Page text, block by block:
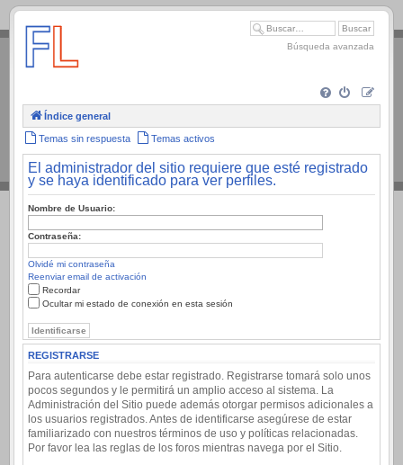
.
Búsqueda avanzada
Índice general
Temas sin respuesta Temas activos
El administrador del sitio requiere que esté registrado
y se haya identificado para ver perfiles.
Nombre de Usuario:
Contraseña:
Olvidé mi contraseña
Reenviar email de activación
Recordar
Ocultar mi estado de conexión en esta sesión
REGISTRARSE
Para autenticarse debe estar registrado. Registrarse tomará solo unos
pocos segundos y le permitirá un amplio acceso al sistema. La
Administración del Sitio puede además otorgar permisos adicionales a
los usuarios registrados. Antes de identificarse asegúrese de estar
familiarizado con nuestros términos de uso y políticas relacionadas.
Por favor lea las reglas de los foros mientras navega por el Sitio.